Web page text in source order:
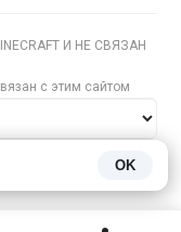
OK
И НЕ СВЯЗАН
с этим сайтом